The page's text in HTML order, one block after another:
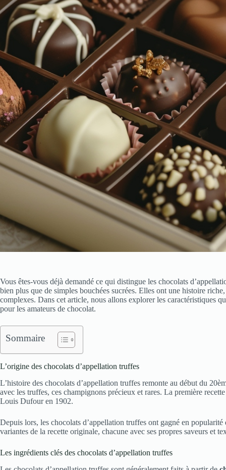
Vous êtes-vous déjà demandé ce qui distingue les chocolats
bien plus que de simples bouchées sucrées. Elles ont une histoire
complexes. Dans cet article, nous allons explorer les caractéristiques
pour les amateurs de chocolat.
Sommaire
L’origine des chocolats d’appellation truffes
L’histoire des chocolats d’appellation truffes remonte au début du
avec les truffes, ces champignons précieux et rares. La première
Louis Dufour en 1902.
Depuis lors, les chocolats d’appellation truffes ont gagné en
variantes de la recette originale, chacune avec ses propres saveurs et
Les ingrédients clés des chocolats d’appellation truffes